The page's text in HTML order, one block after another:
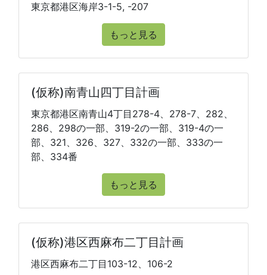
東京都港区海岸3-1-5, -207
もっと見る
(仮称)南青山四丁目計画
東京都港区南青山4丁目278-4、278-7、282、
286、298の一部、319-2の一部、319-4の一
部、321、326、327、332の一部、333の一
部、334番
もっと見る
(仮称)港区西麻布二丁目計画
港区西麻布二丁目103-12、106-2